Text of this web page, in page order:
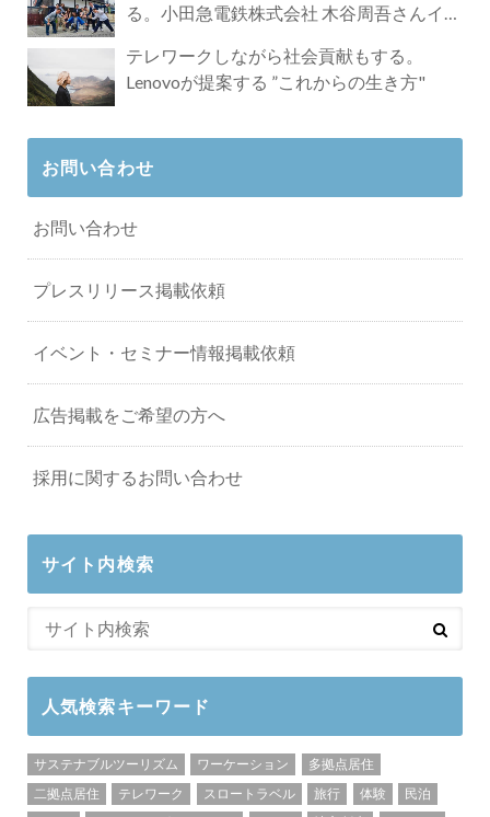
る。小田急電鉄株式会社 木谷周吾さんイン
テレワークしながら社会貢献もする。
Lenovoが提案する ”これからの生き方"
お問い合わせ
お問い合わせ
プレスリリース掲載依頼
イベント・セミナー情報掲載依頼
広告掲載をご希望の方へ
採用に関するお問い合わせ
サイト内検索
人気検索キーワード
サステナブルツーリズム ワーケーション
多拠点居住
二拠点居住
テレワーク スロートラベル 旅行 体験
民泊